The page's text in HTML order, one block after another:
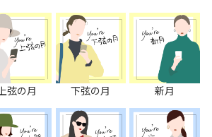
上弦の月 下弦の月 新月